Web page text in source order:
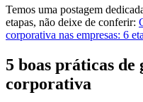
Temos uma postagem
etapas, não deixe de conferir:
corporativa nas empresas: 6
5 boas práticas de
corporativa